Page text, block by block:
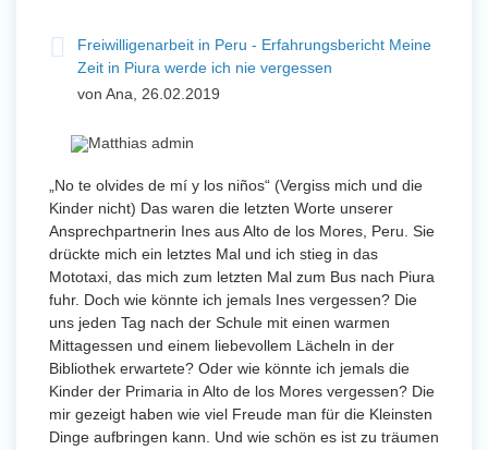
Freiwilligenarbeit in Peru - Erfahrungsbericht Meine
Zeit in Piura werde ich nie vergessen
von Ana, 26.02.2019
„No te olvides de mí y los niños“ (Vergiss mich und die
Kinder nicht) Das waren die letzten Worte unserer
Ansprechpartnerin Ines aus Alto de los Mores, Peru. Sie
drückte mich ein letztes Mal und ich stieg in das
Mototaxi, das mich zum letzten Mal zum Bus nach Piura
fuhr. Doch wie könnte ich jemals Ines vergessen? Die
uns jeden Tag nach der Schule mit einen warmen
Mittagessen und einem liebevollem Lächeln in der
Bibliothek erwartete? Oder wie könnte ich jemals die
Kinder der Primaria in Alto de los Mores vergessen? Die
mir gezeigt haben wie viel Freude man für die Kleinsten
Dinge aufbringen kann. Und wie schön es ist zu träumen